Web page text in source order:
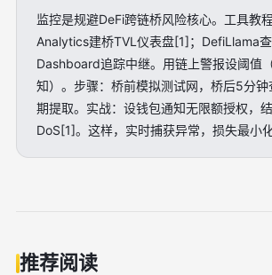
监控是规避DeFi跨链桥风险核心。工具教
Analytics建桥TVL仪表盘[1]；DefiLlama
Dashboard追踪中继。用链上警报设阈值
知）。步骤：桥前模拟测试网，桥后5分钟
期提取。实战：设钱包通知无限额授权，
DoS[1]。这样，实时捕获异常，损失最小化
推荐阅读